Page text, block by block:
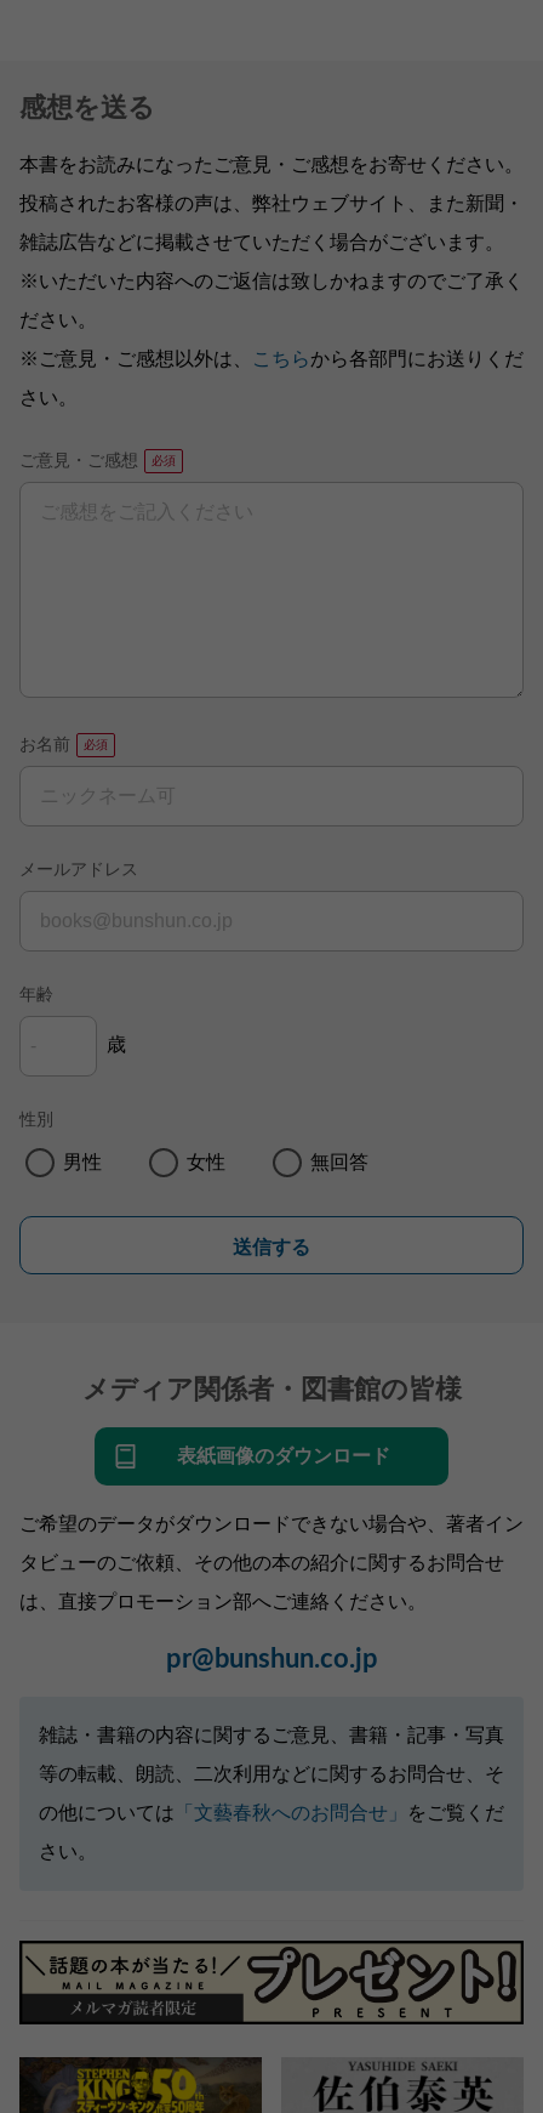
感想を送る
本書をお読みになったご意見・ご感想をお寄せください。
投稿されたお客様の声は、弊社ウェブサイト、また新聞・
雑誌広告などに掲載させていただく場合がございます。
※いただいた内容へのご返信は致しかねますのでご了承く
ださい。
※ご意見・ご感想以外は、
こちらから各部門にお送りくだ
さい。
ご意見・ご感想
お名前
メールアドレス
年齢
歳
性別
男性 女性 無回答
送信する
メディア関係者・図書館の皆様
表紙画像のダウンロード
ご希望のデータがダウンロードできない場合や、著者イン
タビューのご依頼、その他の本の紹介に関するお問合せ
は、直接プロモーション部へご連絡ください。
pr@bunshun.co.jp
雑誌・書籍の内容に関するご意見、書籍・記事・写真
等の転載、朗読、二次利用などに関するお問合せ、そ
の他については 「文藝春秋へのお問合せ」
をご覧くだ
さい。